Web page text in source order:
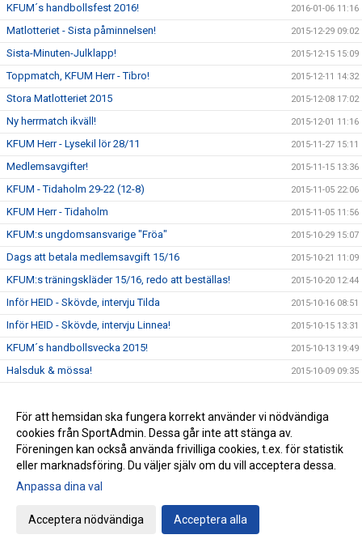
KFUM´s handbollsfest 2016! 2016-01-06 11:16
Matlotteriet - Sista påminnelsen! 2015-12-29 09:02
Sista-Minuten-Julklapp! 2015-12-15 15:09
Toppmatch, KFUM Herr - Tibro! 2015-12-11 14:32
Stora Matlotteriet 2015 2015-12-08 17:02
Ny herrmatch ikväll! 2015-12-01 11:16
KFUM Herr - Lysekil lör 28/11 2015-11-27 15:11
Medlemsavgifter! 2015-11-15 13:36
KFUM - Tidaholm 29-22 (12-8) 2015-11-05 22:06
KFUM Herr - Tidaholm 2015-11-05 11:56
KFUM:s ungdomsansvarige "Fröa" 2015-10-29 15:07
Dags att betala medlemsavgift 15/16 2015-10-21 11:09
KFUM:s träningskläder 15/16, redo att beställas! 2015-10-20 12:44
Inför HEID - Skövde, intervju Tilda 2015-10-16 08:51
Inför HEID - Skövde, intervju Linnea! 2015-10-15 13:31
KFUM´s handbollsvecka 2015! 2015-10-13 19:49
Halsduk & mössa! 2015-10-09 09:35
Träningstider 15/16 2015-09-25 09:48
Nya hemsidan under uppbyggnad! 2015-09-16 00:37
Gå till Webbversion
För att hemsidan ska fungera korrekt använder vi nödvändiga
cookies från SportAdmin. Dessa går inte att stänga av.
Föreningen kan också använda frivilliga cookies, t.ex. för statistik
eller marknadsföring. Du väljer själv om du vill acceptera dessa.
Anpassa dina val
Acceptera nödvändiga Acceptera alla